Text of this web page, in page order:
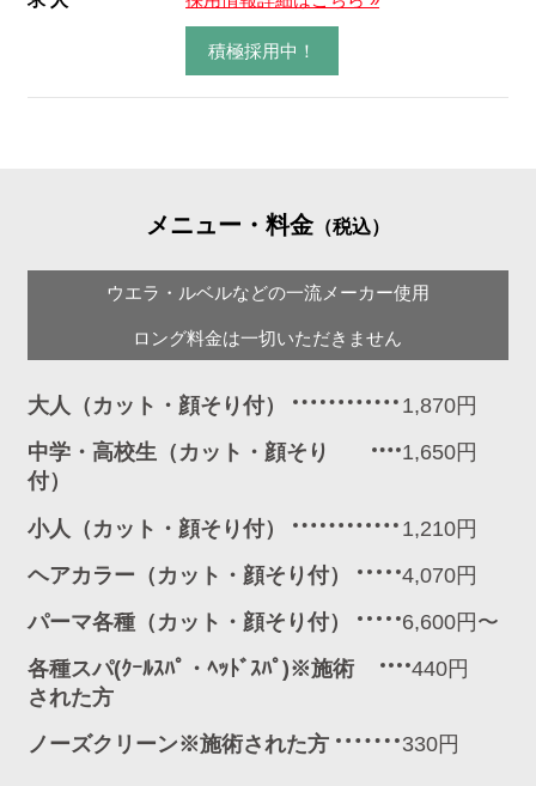
積極採用中！
メニュー・料金（税込）
ウエラ・ルベルなどの一流メーカー使用
ロング料金は一切いただきません
大人（カット・顔そり付）
1,870円
中学・高校生（カット・顔そり
付）
1,650円
小人（カット・顔そり付）
1,210円
ヘアカラー（カット・顔そり付）
4,070円
パーマ各種（カット・顔そり付）
6,600円〜
各種スパ(ｸｰﾙｽﾊﾟ・ﾍｯﾄﾞｽﾊﾟ)※施術
された方
440円
ノーズクリーン※施術された方 330円